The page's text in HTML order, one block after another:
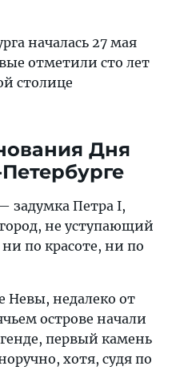
началась 27 мая
отметили сто лет
столице
Дня
задумка Петра I,
не уступающий
по красоте, ни по
Невы, недалеко от
острове начали
первый камень
хотя, судя по